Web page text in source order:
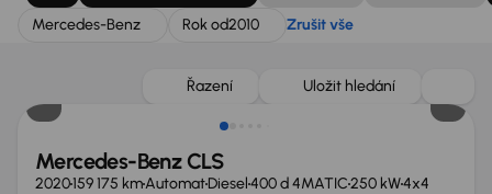
Mercedes-Benz
Rok od2010 Zrušit vše
Řazení Uložit hledání
Možnost odpočtu DPH
Mercedes-Benz CLS
2020159 175 kmAutomatDiesel400 d 4MATIC250 kW4x4